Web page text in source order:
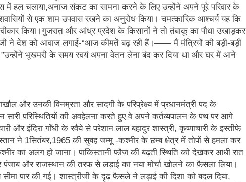
में हल चलाया,अनाज संकट का सामना करने के लिए उन्होंने अपने पूरे परिवार के
से एक शाम उपवास रखने का अनुरोध किया। चमत्कारिक आश्चर्य यह कि
किया।गुजरात और आंध्र प्रदेश के किसानों ने तो तंबाकू का पौधा उखाड़कर
जी ने देश को आवाज लगाई-“आज कीमतें बढ़ रही हैं।—— मैं मंत्रियों की बड़ी-बड़ी
भूखमरी के समय स्वयं अपना वेतन लेना बंद कर दिया था और घर में आने
और उनकी विनम्रता और सादगी के परिप्रेक्ष्य में प्रधानमंत्री पद के
इन सारी परिस्थितियों की अवहेलना करते हुए वे अपने कर्तव्यपालन के पथ पर आगे
और इंदिरा गाँधी के रवैये से परेशान लाल बहादुर शास्त्री, कृष्णाचारी के इस्तीफे
ने 1सितंबर,1965 की सुबह जम्मू -कश्मीर के छम्ब क्षेत्र में तोपों से हमला कर
का अलग हो जाना। पाकिस्तानी फौज की बढ़ती स्थिति को देखकर आधी रात
और राजस्थान की तरफ से लड़ाई का नया मोर्चा खोलने का फैसला लिया।
सीमा पार की गई। शास्त्रीजी के दृढ़ फैसले ने लड़ाई की दिशा को बदल दिया,